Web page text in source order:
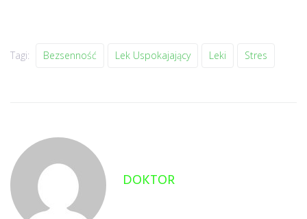
Tagi: Bezsenność Lek Uspokajający Leki Stres
DOKTOR